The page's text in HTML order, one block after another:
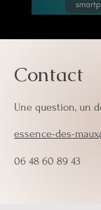
Contact
Une question, un
essence-des-
06 48 60 89 43